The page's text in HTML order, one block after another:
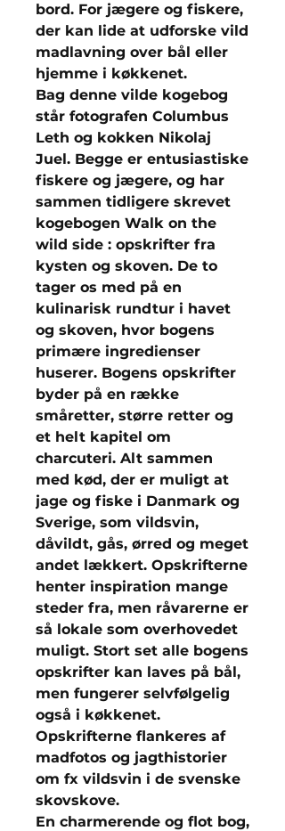
bord. For jægere og fiskere,
der kan lide at udforske vild
madlavning over bål eller
hjemme i køkkenet.
Bag denne vilde kogebog
står fotografen Columbus
Leth og kokken Nikolaj
Juel. Begge er entusiastiske
fiskere og jægere, og har
sammen tidligere skrevet
kogebogen Walk on the
wild side : opskrifter fra
kysten og skoven. De to
tager os med på en
kulinarisk rundtur i havet
og skoven, hvor bogens
primære ingredienser
huserer. Bogens opskrifter
byder på en række
småretter, større retter og
et helt kapitel om
charcuteri. Alt sammen
med kød, der er muligt at
jage og fiske i Danmark og
Sverige, som vildsvin,
dåvildt, gås, ørred og meget
andet lækkert. Opskrifterne
henter inspiration mange
steder fra, men råvarerne er
så lokale som overhovedet
muligt. Stort set alle bogens
opskrifter kan laves på bål,
men fungerer selvfølgelig
også i køkkenet.
Opskrifterne flankeres af
madfotos og jagthistorier
om fx vildsvin i de svenske
skovskove.
En charmerende og flot bog,